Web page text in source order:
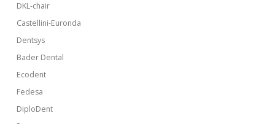
DKL-chair
Castellini-Euronda
Dentsys
Bader Dental
Ecodent
Fedesa
DiploDent